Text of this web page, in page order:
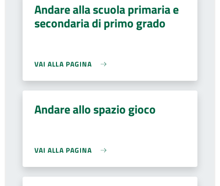
Andare alla scuola primaria e
secondaria di primo grado
VAI ALLA PAGINA
Andare allo spazio gioco
VAI ALLA PAGINA